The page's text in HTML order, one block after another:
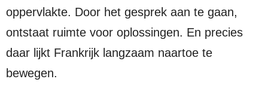
oppervlakte. Door het gesprek aan te gaan,
ontstaat ruimte voor oplossingen. En precies
daar lijkt Frankrijk langzaam naartoe te
bewegen.